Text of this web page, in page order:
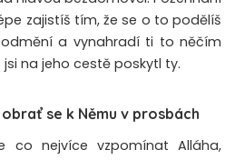
zajistíš tím, že se o to podělíš
a vynahradí ti to něčím
na jeho cestě poskytl ty.
se k Němu v prosbách
co nejvíce vzpomínat Alláha,